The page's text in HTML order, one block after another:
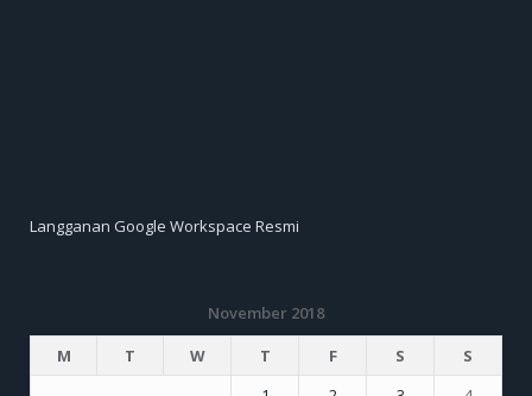
Langganan Google Workspace Resmi
November 2018
M
T W T F S
S